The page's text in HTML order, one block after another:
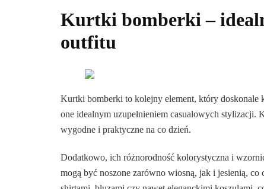
Kurtki bomberki –
outfitu
Kurtki bomberki to kolejny element, który doskonale
one idealnym uzupełnieniem casualowych stylizacji.
wygodne i praktyczne na co dzień.
Dodatkowo, ich różnorodność kolorystyczna i
mogą być noszone zarówno wiosną, jak i jesienią,